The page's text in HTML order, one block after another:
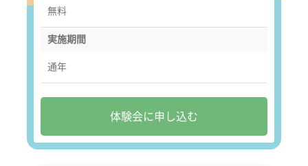
無料
実施期間
通年
体験会に申し込む